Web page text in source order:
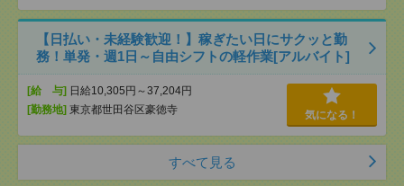
【日払い・未経験歓迎！】稼ぎたい日にサクッと勤
務！単発・週1日～自由シフトの軽作業[アルバイト]
[給 与] 日給10,305円～37,204円
[勤務地] 東京都世田谷区豪徳寺 気になる！
すべて見る